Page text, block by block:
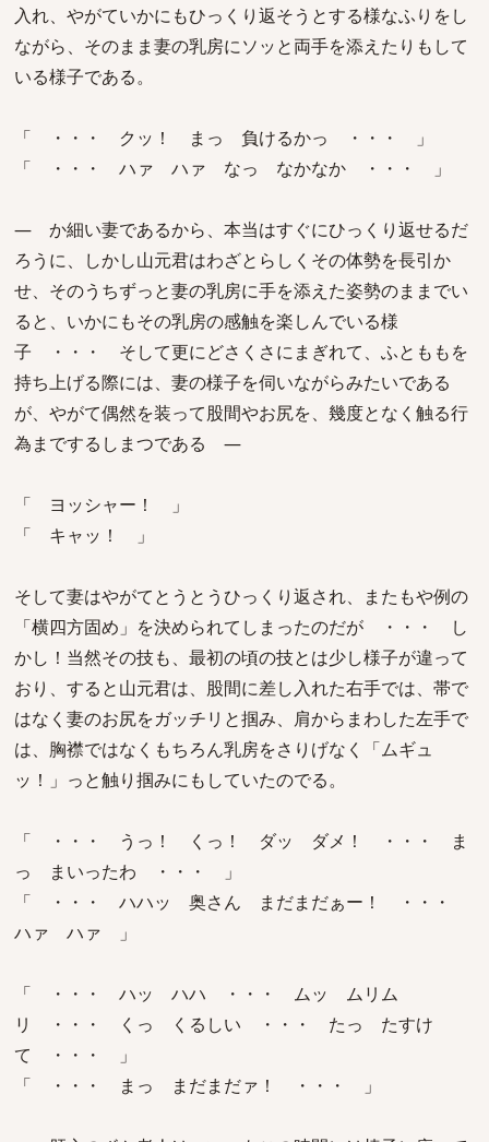
入れ、やがていかにもひっくり返そうとする様なふりをし
ながら、そのまま妻の乳房にソッと両手を添えたりもして
いる様子である。
「 ・・・ クッ！ まっ 負けるかっ ・・・ 」
「 ・・・ ハァ ハァ なっ なかなか ・・・ 」
― か細い妻であるから、本当はすぐにひっくり返せるだ
ろうに、しかし山元君はわざとらしくその体勢を長引か
せ、そのうちずっと妻の乳房に手を添えた姿勢のままでい
ると、いかにもその乳房の感触を楽しんでいる様
子 ・・・ そして更にどさくさにまぎれて、ふとももを
持ち上げる際には、妻の様子を伺いながらみたいである
が、やがて偶然を装って股間やお尻を、幾度となく触る行
為までするしまつである ―
「 ヨッシャー！ 」
「 キャッ！ 」
そして妻はやがてとうとうひっくり返され、またもや例の
「横四方固め」を決められてしまったのだが ・・・ し
かし！当然その技も、最初の頃の技とは少し様子が違って
おり、すると山元君は、股間に差し入れた右手では、帯で
はなく妻のお尻をガッチリと掴み、肩からまわした左手で
は、胸襟ではなくもちろん乳房をさりげなく「ムギュ
ッ！」っと触り掴みにもしていたのでる。
「 ・・・ うっ！ くっ！ ダッ ダメ！ ・・・ ま
っ まいったわ ・・・ 」
「 ・・・ ハハッ 奥さん まだまだぁー！ ・・・
ハァ ハァ 」
「 ・・・ ハッ ハハ ・・・ ムッ ムリム
リ ・・・ くっ くるしい ・・・ たっ たすけ
て ・・・ 」
「 ・・・ まっ まだまだァ！ ・・・ 」